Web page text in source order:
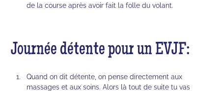
de la course après avoir fait la folle du volant.
Journée détente pour un EVJF:
Quand on dit détente, on pense directement aux
massages et aux soins. Alors là tout de suite tu vas